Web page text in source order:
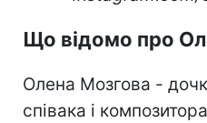
Що відомо про
Олена Мозгова -
співака і